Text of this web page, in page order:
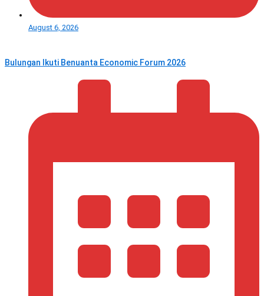
August 6, 2026
Bulungan Ikuti Benuanta Economic Forum 2026